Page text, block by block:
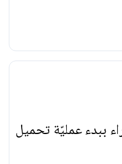
ببدء عمليّة تحميل